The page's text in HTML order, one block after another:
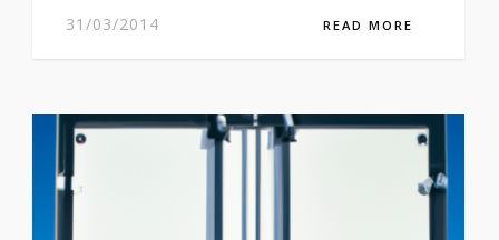
31/03/2014 READ MORE